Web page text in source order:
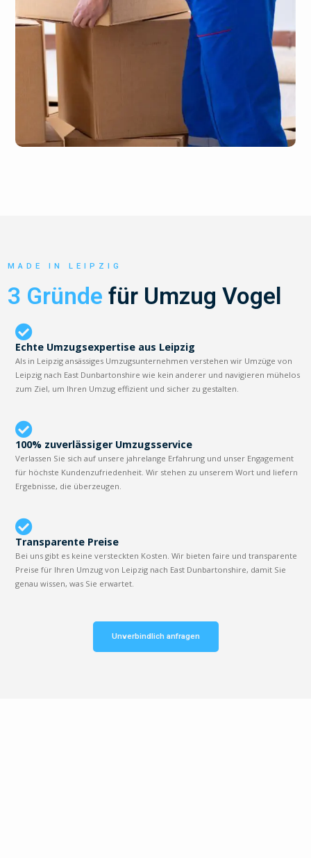
MADE IN LEIPZIG
3 Gründe für Umzug Vogel
Echte Umzugsexpertise aus Leipzig
Als in Leipzig ansässiges Umzugsunternehmen verstehen wir Umzüge von
Leipzig nach East Dunbartonshire wie kein anderer und navigieren mühelos
zum Ziel, um Ihren Umzug effizient und sicher zu gestalten.
100% zuverlässiger Umzugsservice
Verlassen Sie sich auf unsere jahrelange Erfahrung und unser Engagement
für höchste Kundenzufriedenheit. Wir stehen zu unserem Wort und liefern
Ergebnisse, die überzeugen.
Transparente Preise
Bei uns gibt es keine versteckten Kosten. Wir bieten faire und transparente
Preise für Ihren Umzug von Leipzig nach East Dunbartonshire, damit Sie
genau wissen, was Sie erwartet.
Unverbindlich anfragen